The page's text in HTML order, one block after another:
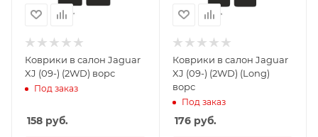
Коврики в салон Jaguar
XJ (09-) (2WD) ворс
Под заказ
158 руб.
Коврики в салон Jaguar
XJ (09-) (2WD) (Long)
ворс
Под заказ
176руб.